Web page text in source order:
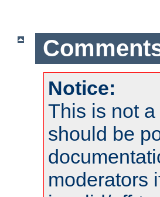
Notice:
This is not
should be
moderators